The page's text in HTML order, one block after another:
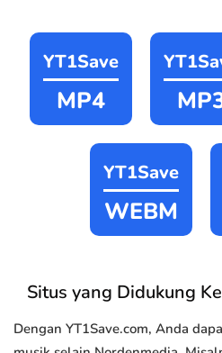
YT1Save
MP4
YT1Save
WEBM
Situs yang Didukung
Dengan YT1Save.com, Anda